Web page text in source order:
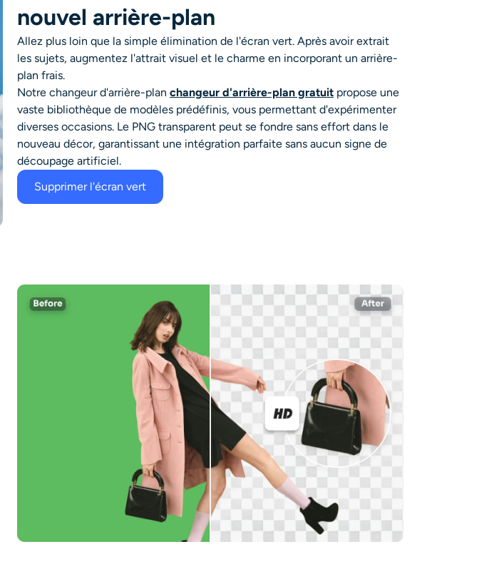
nouvel arrière-plan
Allez plus loin que la simple élimination de l'écran vert. Après avoir extrait
les sujets, augmentez l'attrait visuel et le charme en incorporant un arrière-
plan frais.
Notre changeur d'arrière-plan changeur d'arrière-plan gratuit propose une
vaste bibliothèque de modèles prédéfinis, vous permettant d'expérimenter
diverses occasions. Le PNG transparent peut se fondre sans effort dans le
nouveau décor, garantissant une intégration parfaite sans aucun signe de
découpage artificiel.
Supprimer l'écran vert